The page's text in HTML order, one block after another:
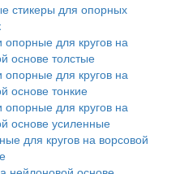
стикеры для опорных
опорные для кругов на
основе толстые
опорные для кругов на
основе тонкие
опорные для кругов на
основе усиленные
для кругов на ворсовой